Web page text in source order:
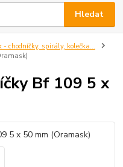
Hledat
chodníčky, spirály, kolečka...
Bf 109 5 x